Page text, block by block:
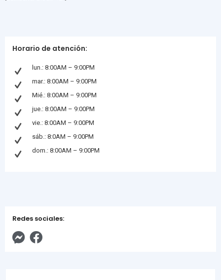
Horario de atención:
lun.: 8:00AM – 9:00PM
mar.: 8:00AM – 9:00PM
Mié.: 8:00AM – 9:00PM
jue.: 8:00AM – 9:00PM
vie.: 8:00AM – 9:00PM
sáb.: 8:0AM – 9:00PM
dom.: 8:00AM – 9:00PM
Redes sociales: